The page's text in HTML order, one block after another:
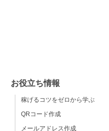
お役立ち情報
稼げるコツをゼロから学ぶ
QRコード作成
メールアドレス作成